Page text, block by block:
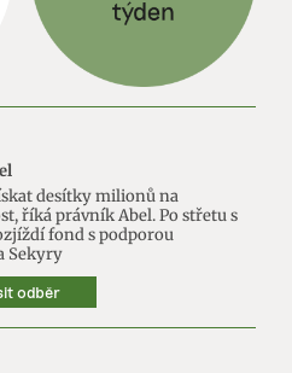
desítky milionů na
říká právník Abel. Po střetu s
fond s podporou
Sekyry
odběr